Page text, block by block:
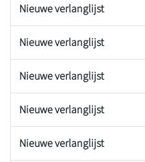
Nieuwe verlanglijst
Nieuwe verlanglijst
Nieuwe verlanglijst
Nieuwe verlanglijst
Nieuwe verlanglijst